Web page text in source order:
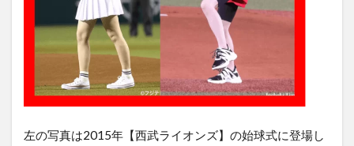
左の写真は2015年【西武ライオンズ】の始球式に登場し